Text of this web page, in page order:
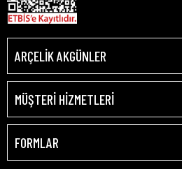
ARÇELİK AKGÜNLER
MÜŞTERİ HİZMETLERİ
FORMLAR